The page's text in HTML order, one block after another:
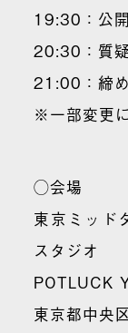
19:30：公
20:30：質
21:00：締め
※一部変更
◯会場
東京ミッド
スタジオ
POTLUCK
東京都中央